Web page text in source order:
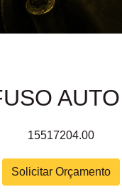
15517204.00
Solicitar Orçamento